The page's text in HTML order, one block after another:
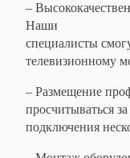
–
Наши
специалисты
телевизионному
– Размещение
просчитываться
подключения